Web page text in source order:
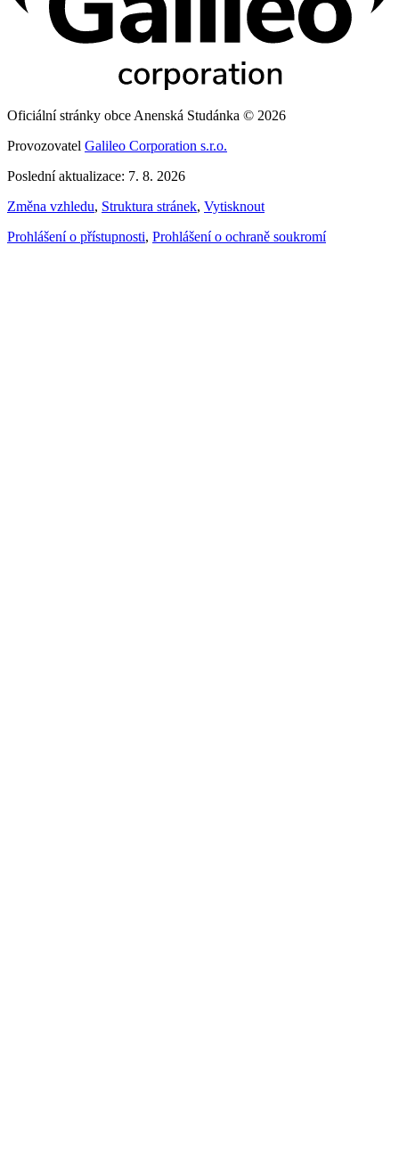
Oficiální stránky obce Anenská Studánka © 2026
Provozovatel Galileo Corporation s.r.o.
Poslední aktualizace: 7. 8. 2026
Změna vzhledu, Struktura stránek, Vytisknout
Prohlášení o přístupnosti, Prohlášení o ochraně soukromí